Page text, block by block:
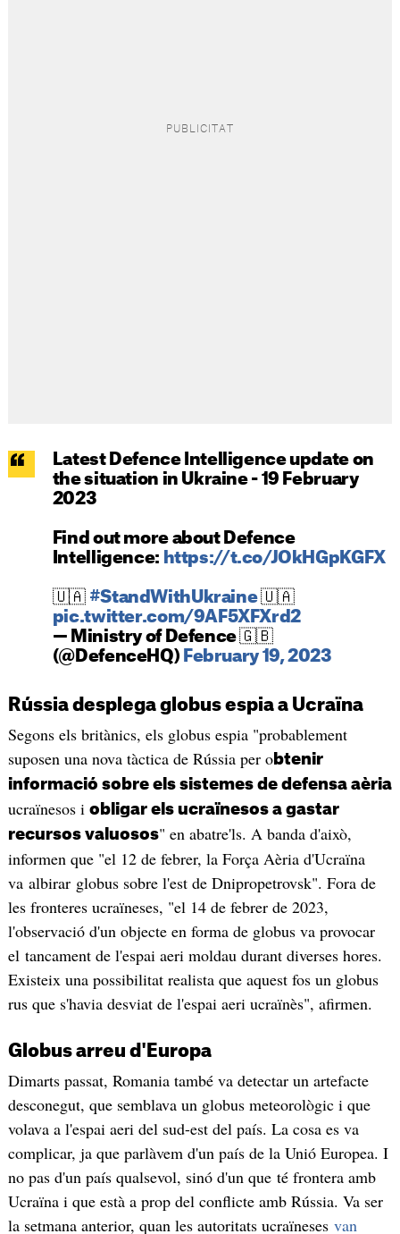
Latest Defence Intelligence update on
the situation in Ukraine - 19 February
2023
Find out more about Defence
Intelligence: https://t.co/JOkHGpKGFX
🇺🇦 #StandWithUkraine🇺🇦
pic.twitter.com/9AF5XFXrd2
— Ministry of Defence 🇬🇧
(@DefenceHQ) February 19, 2023
Rússia desplega globus espia a Ucraïna
Segons els britànics, els globus espia "probablement
suposen una nova tàctica de Rússia per obtenir
informació sobre els sistemes de defensa aèria
ucraïnesos i obligar els ucraïnesos a gastar
recursos valuosos" en abatre'ls. A banda d'això,
informen que "el 12 de febrer, la Força Aèria d'Ucraïna
va albirar globus sobre l'est de Dnipropetrovsk". Fora de
les fronteres ucraïneses, "el 14 de febrer de 2023,
l'observació d'un objecte en forma de globus va provocar
el tancament de l'espai aeri moldau durant diverses hores.
Existeix una possibilitat realista que aquest fos un globus
rus que s'havia desviat de l'espai aeri ucraïnès", afirmen.
Globus arreu d'Europa
Dimarts passat, Romania també va detectar un artefacte
desconegut, que semblava un globus meteorològic i que
volava a l'espai aeri del sud-est del país. La cosa es va
complicar, ja que parlàvem d'un país de la Unió Europea. I
no pas d'un país qualsevol, sinó d'un que té frontera amb
Ucraïna i que està a prop del conflicte amb Rússia. Va ser
la setmana anterior, quan les autoritats ucraïneses van